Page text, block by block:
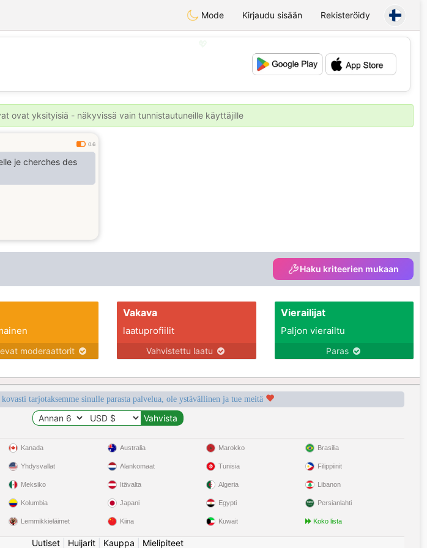
Mode Kirjaudu sisään Rekisteröidy
💕
💕
ovat yksityisiä - näkyvissä vain tunnistautuneille käyttäjille
0.6
je cherches des
Haku kriteerien mukaan
moderaattorit
Vakava
laatuprofiilit
Vahvistettu laatu
Vierailijat
Paljon vierailtu
Paras
tarjotaksemme sinulle parasta palvelua, ole ystävällinen ja tue meitä
Kanada
Yhdysvallat
Meksiko
Kolumbia
Lemmikkieläimet
Australia
Alankomaat
Itävalta
Japani
Kiina
Marokko
Tunisia
Algeria
Egypti
Kuwait
Brasilia
Filippiinit
Libanon
Persianlahti
Koko lista
Uutiset Huijarit Kauppa Mielipiteet